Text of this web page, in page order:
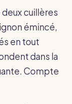
cuillères
émincé,
en tout
dans la
Compte